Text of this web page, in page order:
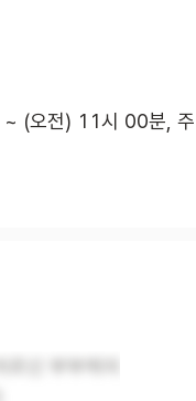
(오전) 11시 00분,